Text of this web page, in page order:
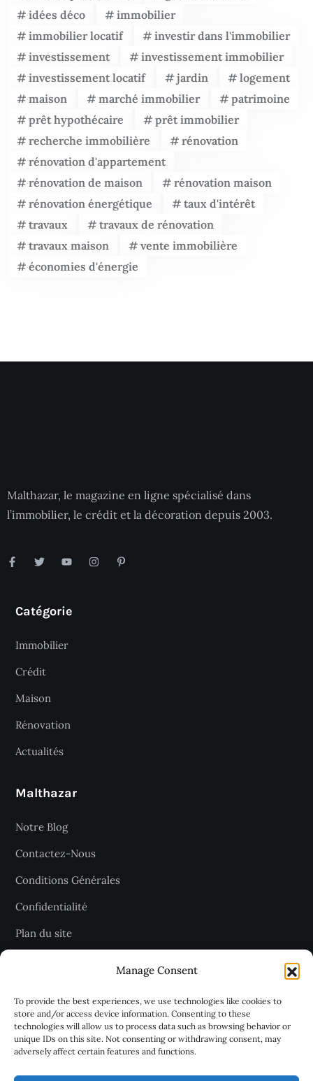
Manage Consent
To provide the best experiences, we use technologies like cookies to
store and/or access device information. Consenting to these
technologies will allow us to process data such as browsing behavior or
unique IDs on this site. Not consenting or withdrawing consent, may
adversely affect certain features and functions.
idées déco
immobilier
immobilier locatif
investir dans l'immobilier
investissement
investissement immobilier
investissement locatif
jardin
logement
maison
marché immobilier
patrimoine
prêt hypothécaire
prêt immobilier
recherche immobilière
rénovation
rénovation d'appartement
rénovation de maison
rénovation maison
rénovation énergétique
taux d'intérêt
travaux
travaux de rénovation
travaux maison
vente immobilière
économies d'énergie
Malthazar, le magazine en ligne spécialisé dans
l’immobilier, le crédit et la décoration depuis 2003.
Catégorie
Immobilier
Crédit
Maison
Rénovation
Actualités
Malthazar
Notre Blog
Contactez-Nous
Conditions Générales
Confidentialité
Plan du site
Recevez les dernières articles
chaque jour